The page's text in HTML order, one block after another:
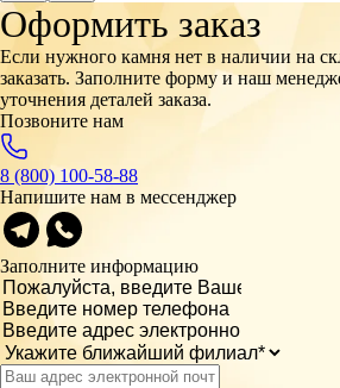
Оформить заказ
Если нужного камня нет в наличии на
заказать. Заполните форму и наш
уточнения деталей заказа.
Позвоните нам
8 (800) 100-58-88
Напишите нам в мессенджер
Заполните информацию